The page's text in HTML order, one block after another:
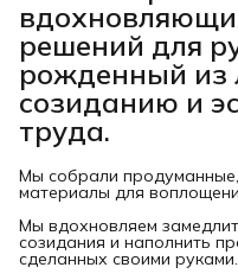
решений для
рожденный из
созиданию и
труда.
Мы собрали
материалы для
Мы вдохновляем
созидания и наполнить
сделанных своими руками.